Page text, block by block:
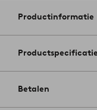
Productinformatie
Productspecificatie
Betalen